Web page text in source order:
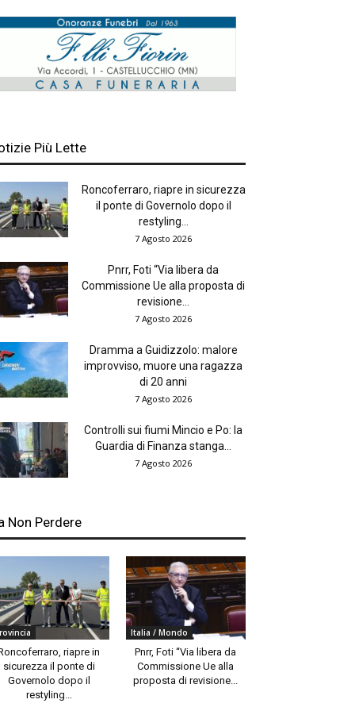
Più Lette
Roncoferraro, riapre in sicurezza
il ponte di Governolo dopo il
restyling...
7 Agosto 2026
Pnrr, Foti “Via libera da
Commissione Ue alla proposta di
revisione...
7 Agosto 2026
Dramma a Guidizzolo: malore
improvviso, muore una ragazza
di 20 anni
7 Agosto 2026
Controlli sui fiumi Mincio e Po: la
Guardia di Finanza stanga...
7 Agosto 2026
Non Perdere
riapre in
sicurezza il ponte di
Governolo dopo il
restyling...
Italia / Mondo
Pnrr, Foti “Via libera da
Commissione Ue alla
proposta di revisione...